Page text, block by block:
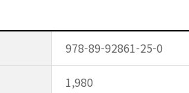
978-89-92861-25-0
1,980